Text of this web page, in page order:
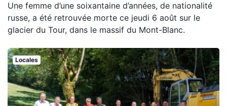
Une femme d’une soixantaine d’années, de nationalité
russe, a été retrouvée morte ce jeudi 6 août sur le
glacier du Tour, dans le massif du Mont-Blanc.
Locales